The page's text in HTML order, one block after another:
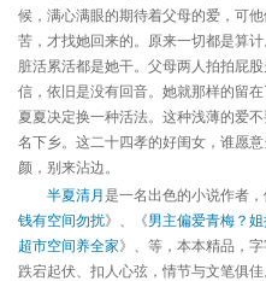
候，满心满眼的期待着父母的爱，可
苦，才找她回来的。原来一切都是算
脏活累活都是她干。父母两人拍拍屁
信，依旧是没有回音。她就那样的留
夏夏决定换一种活法。这种浅薄的爱
名下乡。这二十四孝的好闺女，谁愿
颜，别来沾边。
半夏清月是一名出色的小说作者
钱有空间勿扰》、《男主偏爱青梅？
超市空间养全家》、等，本本精品，
跌宕起伏、扣人心弦，情节与文笔俱佳